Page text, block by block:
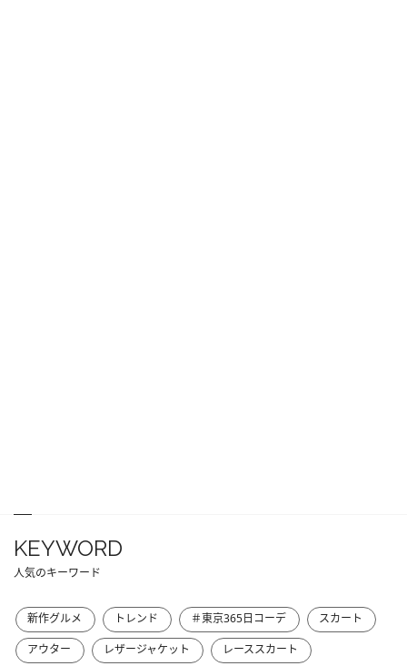
KEYWORD
人気のキーワード
新作グルメ トレンド ＃東京365日コーデ
スカート
アウター
レザージャケット
レーススカート